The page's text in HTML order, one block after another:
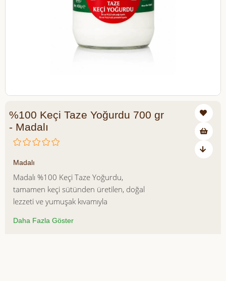
%100 Keçi Taze Yoğurdu 700 gr
- Madalı
Madalı
Madalı %100 Keçi Taze Yoğurdu,
tamamen keçi sütünden üretilen, doğal
lezzeti ve yumuşak kıvamıyla
Geleneksel yoğurt mayalama yöntemiyle
Daha Fazla Göster